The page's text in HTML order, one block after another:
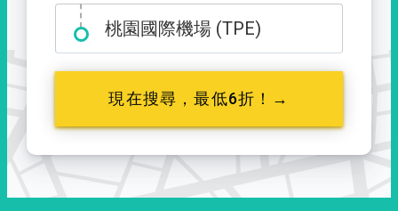
桃園國際機場 (TPE)
現在搜尋，最低6折！→